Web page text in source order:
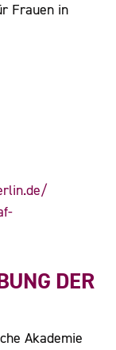
Frauen in
DER
Akademie